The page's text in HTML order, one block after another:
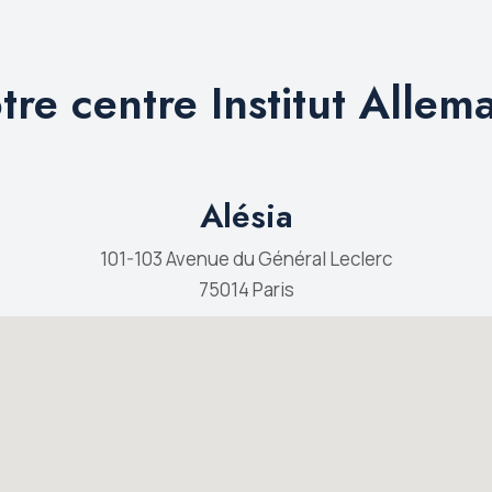
centre Institut
Alésia
101-103 Avenue du Général Leclerc
75014 Paris